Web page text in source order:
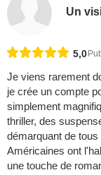
Un
5,0
Je viens rarement
je crée un compte
simplement
thriller, des
démarquant de
Américaines ont
une touche de